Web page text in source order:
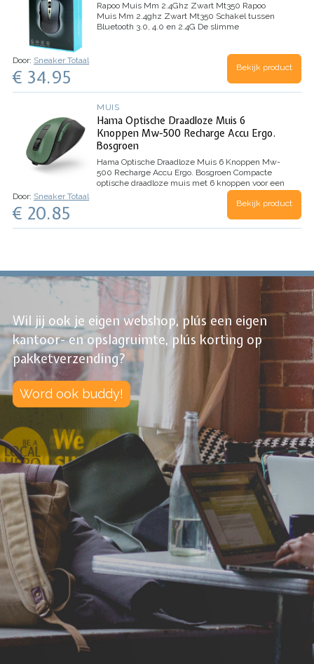
Rapoo Muis Mm 2.4Ghz Zwart Mt350 Rapoo
Muis Mm 2.4ghz Zwart Mt350 Schakel tussen
Bluetooth 3.0, 4.0 en 2.4G De slimme
Door: Sneaker Totaal
€ 34.95 Bekijk product
MUIS
Hama Optische Draadloze Muis 6
Knoppen Mw-500 Recharge Accu Ergo.
Bosgroen
Hama Optische Draadloze Muis 6 Knoppen Mw-
500 Recharge Accu Ergo. Bosgroen Compacte
optische draadloze muis met 6 knoppen voor een
nauwkeurige en soepele muisbesturing dankzij
zeer nauwkeurige BlueWave-technologie Blue
Door: Sneaker Totaal
€ 20.85 Bekijk product
Wil jij ook je eigen webshop, plús een eigen
kantoor- en opslagruimte, plús korting op
pakketverzending?
Word ook buddy!